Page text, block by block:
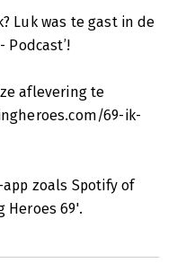
Luk was te gast in de
Podcast’!
aflevering te
69-ik-
zoals Spotify of
Heroes 69'.